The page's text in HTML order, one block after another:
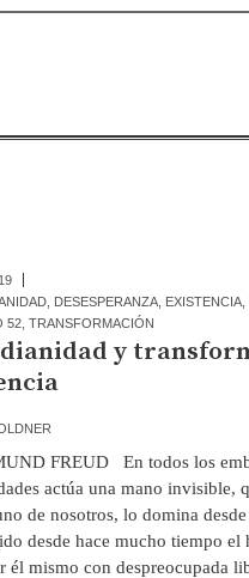
, DESESPERANZA, EXISTENCIA,
52, TRANSFORMACIÓN
y
FREUD En todos los
actúa una mano invisible,
de nosotros, lo domina
desde hace mucho tiempo el
él mismo con despreocupada